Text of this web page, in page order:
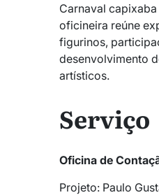
Carnaval
oficineira reúne
figurinos,
desenvolvimento
artísticos.
Serviço
Oficina de
Projeto: Paulo